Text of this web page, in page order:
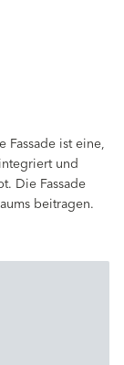
ist eine,
und
Die Fassade
beitragen.